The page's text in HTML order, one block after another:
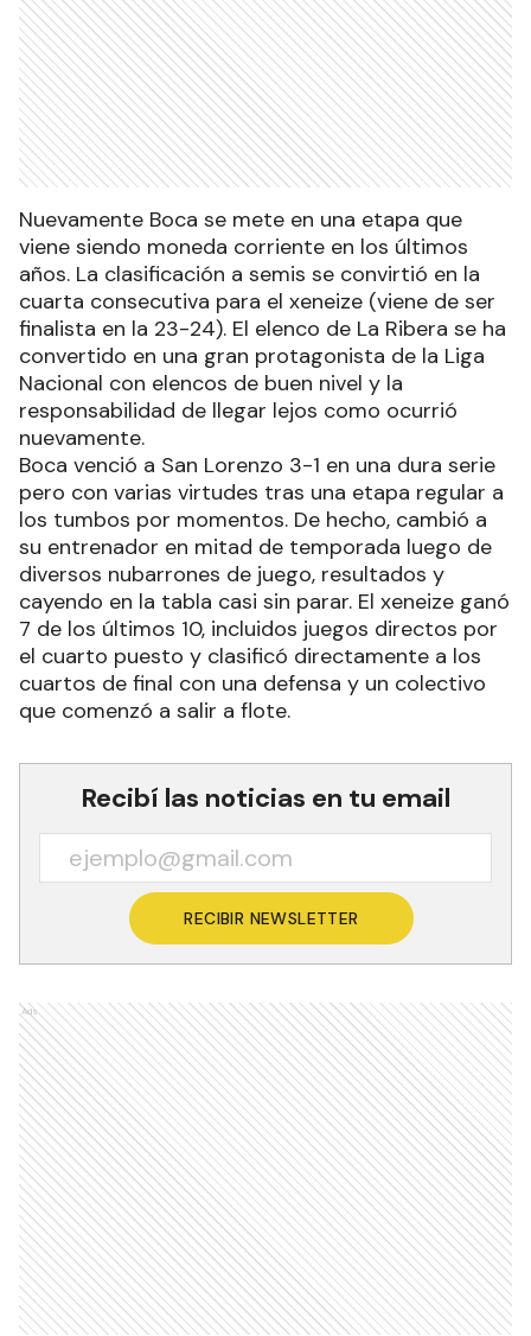
Nuevamente Boca se mete en una etapa que
viene siendo moneda corriente en los últimos
años. La clasificación a semis se convirtió en la
cuarta consecutiva para el xeneize (viene de ser
finalista en la 23-24). El elenco de La Ribera se ha
convertido en una gran protagonista de la Liga
Nacional con elencos de buen nivel y la
responsabilidad de llegar lejos como ocurrió
nuevamente.
Boca venció a San Lorenzo 3-1 en una dura serie
pero con varias virtudes tras una etapa regular a
los tumbos por momentos. De hecho, cambió a
su entrenador en mitad de temporada luego de
diversos nubarrones de juego, resultados y
cayendo en la tabla casi sin parar. El xeneize ganó
7 de los últimos 10, incluidos juegos directos por
el cuarto puesto y clasificó directamente a los
cuartos de final con una defensa y un colectivo
que comenzó a salir a flote.
Recibí las noticias en tu email
RECIBIR NEWSLETTER
Ads